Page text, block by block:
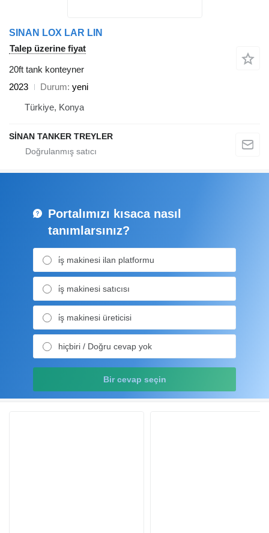
SINAN LOX LAR LIN
Talep üzerine fiyat
20ft tank konteyner
2023
Durum yeni
Türkiye, Konya
SİNAN TANKER TREYLER
Portalımızı kısaca nasıl
tanımlarsınız?
i̇ş makinesi ilan platformu
i̇ş makinesi satıcısı
i̇ş makinesi üreticisi
hiçbiri / Doğru cevap yok
Bir cevap seçin